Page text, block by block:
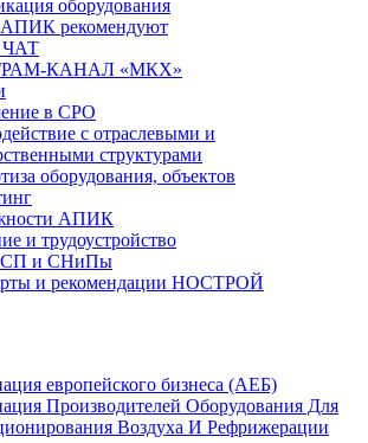
оборудования
рекомендуют
КАНАЛ «МКХ»
в СРО
с отраслевыми и
структурами
оборудования, объектов
АПИК
и трудоустройство
СП и СНиПы
и рекомендации НОСТРОЙ
европейского бизнеса (АЕБ)
Производителей Оборудования Для
Воздуха И Рефрижерации